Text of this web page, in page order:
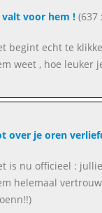
valt voor hem !(637
begint echt te
weet , hoe leuker
over je oren
is nu officieel :
helemaal